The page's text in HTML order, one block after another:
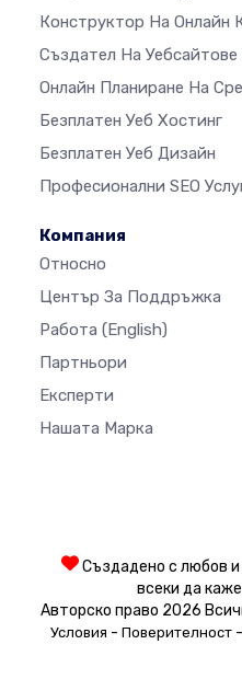
Конструктор На Онлайн
Създател На
Онлайн Планиране На
Безплатен Уеб Хостинг
Безплатен Уеб Дизайн
Професионални SEO
Компания
Относно
Център За Поддръжка
Работа (English)
Партньори
Експерти
Нашата Марка
Създадено с любов и
всеки да
Авторско право 2026
Условия - Поверителност -